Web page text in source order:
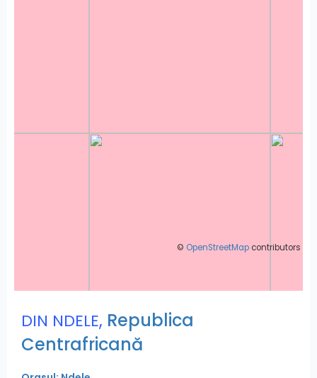
© OpenStreetMap contributors
DIN NDELE, Republica
Centrafricană